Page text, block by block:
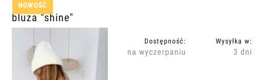
bluza "shine"
Dostępność:
na wyczerpaniu
Wysyłka w:
3 dni
NOWOŚĆ